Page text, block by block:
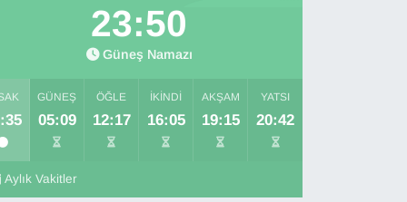
23:48
Güneş Namazı
GÜNEŞ
05:09
ÖĞLE
12:17
İKINDI
16:05
AKŞAM
19:15
YATSI
20:42
Aylık Vakitler